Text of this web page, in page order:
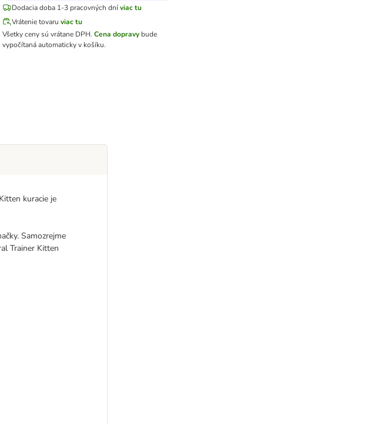
Dodacia doba 1-3 pracovných dníviac tu
Vrátenie tovaru viac tu
Všetky ceny sú vrátane DPH. Cena dopravy bude
vypočítaná automaticky v košíku.
kuracie je
Samozrejme
Trainer Kitten